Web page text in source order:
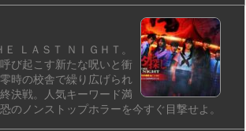
ＬＡＳＴ ＮＩＧＨＴ。
び起こす新たな呪いと衝
時の校舎で繰り広げられ
決戦。人気キーワード満
のノンストップホラーを今すぐ目撃せよ。